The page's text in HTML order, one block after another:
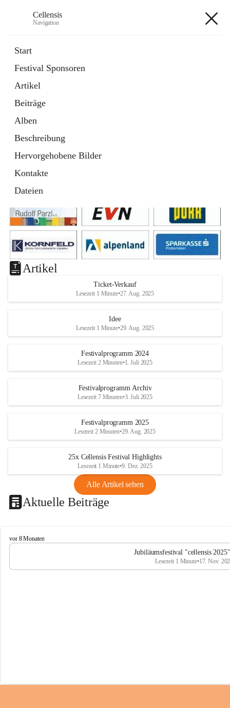
Cellensis
Navigation
Start
Festival Sponsoren
Artikel
Beiträge
Alben
Beschreibung
Hervorgehobene Bilder
Kontakte
Dateien
Festival Sponsoren
Artikel
Ticket-Verkauf
Lesezeit 1 Minute•27. Aug. 2025
Idee
Lesezeit 1 Minute•29. Aug. 2025
Festivalprogramm 2024
Lesezeit 2 Minuten•1. Juli 2025
Festivalprogramm Archiv
Lesezeit 7 Minuten•3. Juli 2025
Festivalprogramm 2025
Lesezeit 2 Minuten•29. Aug. 2025
25x Cellensis Festival Highlights
Lesezeit 1 Minute•9. Dez. 2025
Alle Artikel sehen
Aktuelle Beiträge
C
e
l
vor 8 Monaten
Jubiläumsfestival "cellensis
Lesezeit 1 Minute•17. Nov.